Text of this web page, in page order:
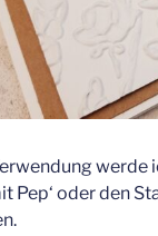
werde
Pep‘ oder den